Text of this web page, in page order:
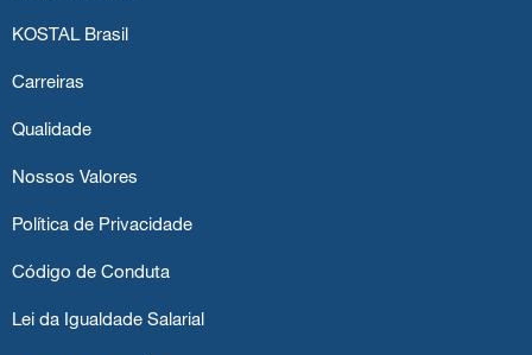
KOSTAL Brasil
Carreiras
Qualidade
Nossos Valores
Política de Privacidade
Código de Conduta
Lei da Igualdade Salarial